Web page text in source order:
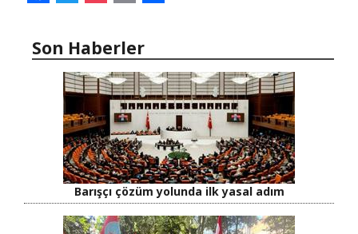
Son Haberler
Barışçı çözüm yolunda ilk yasal adım